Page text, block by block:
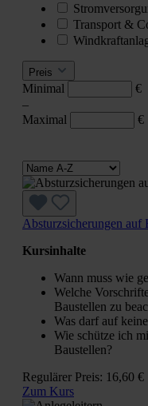
Transport &
Preis
Minimal
€
–
Maximal
€
Absturzsicherungen auf
Kursinhalte
Wann muss wie
Welche
Baustellen zu
Was darf auf
Wie schütze ich
Baustellen?
Regulärer Preis: 16,60 €
Zum Kurs